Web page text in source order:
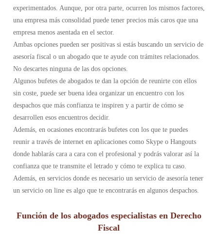
experimentados. Aunque, por otra parte, ocurren los mismos factores,
una empresa más consolidad puede tener precios más caros que una
empresa menos asentada en el sector.
Ambas opciones pueden ser positivas si estás buscando un servicio de
asesoría fiscal o un abogado que te ayude con trámites relacionados.
No descartes ninguna de las dos opciones.
Algunos bufetes de abogados te dan la opción de reunirte con ellos
sin coste, puede ser buena idea organizar un encuentro con los
despachos que más confianza te inspiren y a partir de cómo se
desarrollen esos encuentros decidir.
Además, en ocasiones encontrarás bufetes con los que te puedes
reunir a través de internet en aplicaciones como Skype o Hangouts
donde hablarás cara a cara con el profesional y podrás valorar así la
confianza que te transmite el letrado y cómo te explica tu caso.
Además, en servicios donde es necesario un servicio de asesoría tener
un servicio on line es algo que te encontrarás en algunos despachos.
Función de los abogados especialistas en Derecho
Fiscal